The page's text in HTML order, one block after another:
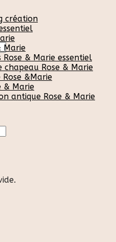
création
Marie
& Marie essentiel
chapeau Rose & Marie
Rose &Marie
& Marie
antique Rose & Marie